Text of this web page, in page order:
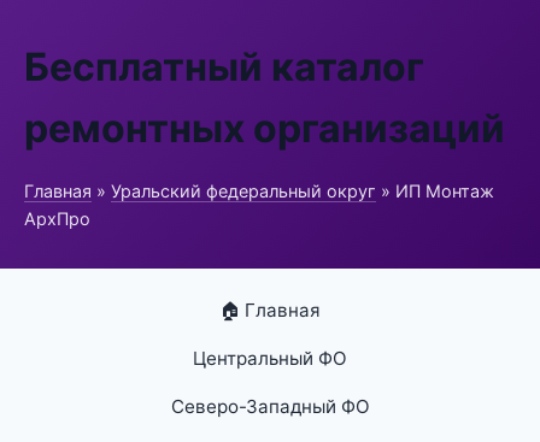
Бесплатный каталог
ремонтных организаций
Главная » Уральский федеральный округ » ИП Монтаж
АрхПро
🏠 Главная
Центральный ФО
Северо-Западный ФО